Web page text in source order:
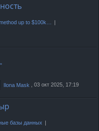
up to $100k…
Ilona Mask , 03 окт 2025, 17:19
базы данных